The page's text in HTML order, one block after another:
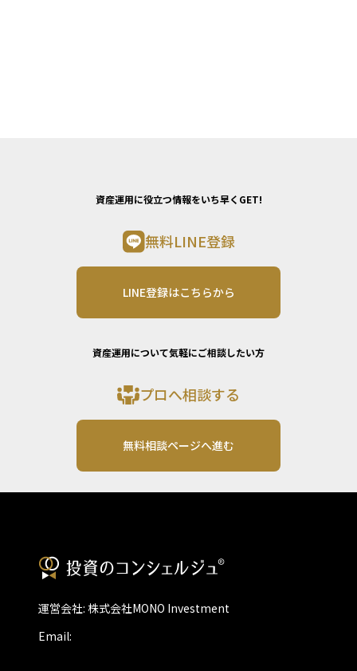
資産運用に役立つ情報をいち早くGET!
無料LINE登録
LINE登録はこちらから
資産運用について気軽にご相談したい方
プロへ相談する
無料相談ページへ進む
運営会社: 株式会社MONO Investment
Email: